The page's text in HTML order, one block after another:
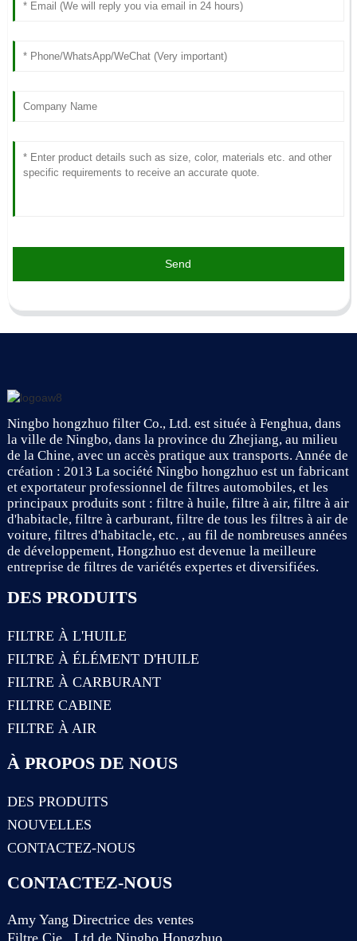
Send
Ningbo hongzhuo filter Co., Ltd. est située à Fenghua, dans
la ville de Ningbo, dans la province du Zhejiang, au milieu
de la Chine, avec un accès pratique aux transports. Année de
création : 2013 La société Ningbo hongzhuo est un fabricant
et exportateur professionnel de filtres automobiles, et les
principaux produits sont : filtre à huile, filtre à air, filtre à air
d'habitacle, filtre à carburant, filtre de tous les filtres à air de
voiture, filtres d'habitacle, etc. , au fil de nombreuses années
de développement, Hongzhuo est devenue la meilleure
entreprise de filtres de variétés expertes et diversifiées.
DES PRODUITS
FILTRE À L'HUILE
FILTRE À ÉLÉMENT D'HUILE
FILTRE À CARBURANT
FILTRE CABINE
FILTRE À AIR
À PROPOS DE NOUS
DES PRODUITS
NOUVELLES
CONTACTEZ-NOUS
CONTACTEZ-NOUS
Amy Yang Directrice des ventes
Filtre Cie., Ltd de Ningbo Hongzhuo.